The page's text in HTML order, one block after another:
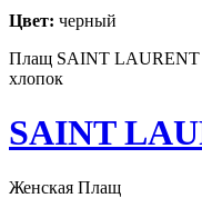
Цвет: черный
Плащ SAINT LAURENT
хлопок
SAINT
Женская Плащ